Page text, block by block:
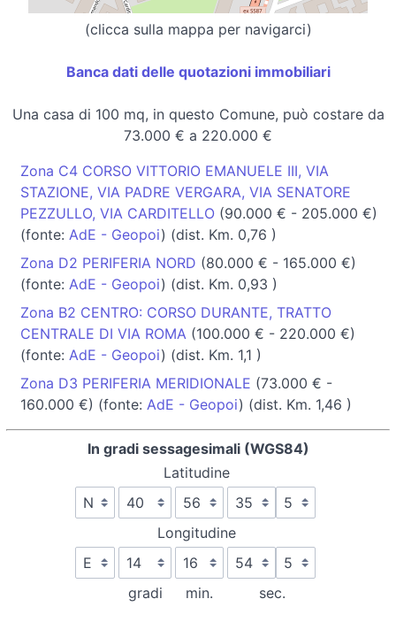
(clicca sulla mappa per navigarci)
Banca dati delle quotazioni immobiliari
Una casa di 100 mq, in questo Comune, può costare da
73.000 € a 220.000 €
Zona C4 CORSO VITTORIO EMANUELE III, VIA
STAZIONE, VIA PADRE VERGARA, VIA SENATORE
PEZZULLO, VIA CARDITELLO (90.000 € - 205.000 €)
(fonte: AdE - Geopoi) (dist. Km. 0,76 )
Zona D2 PERIFERIA NORD (80.000 € - 165.000 €)
(fonte: AdE - Geopoi) (dist. Km. 0,93 )
Zona B2 CENTRO: CORSO DURANTE, TRATTO
CENTRALE DI VIA ROMA (100.000 € - 220.000 €)
(fonte: AdE - Geopoi) (dist. Km. 1,1 )
Zona D3 PERIFERIA MERIDIONALE (73.000 € -
160.000 €) (fonte: AdE - Geopoi) (dist. Km. 1,46 )
In gradi sessagesimali (WGS84)
Latitudine
Longitudine
gradi min. sec.